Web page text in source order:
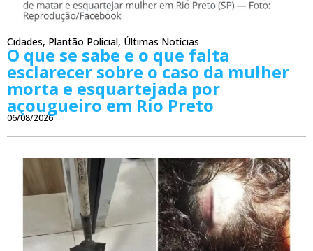
Cidades, Plantão Polícial, Últimas Notícias
O que se sabe e o que falta
esclarecer sobre o caso da mulher
morta e esquartejada por
açougueiro em Rio Preto
06/08/2026